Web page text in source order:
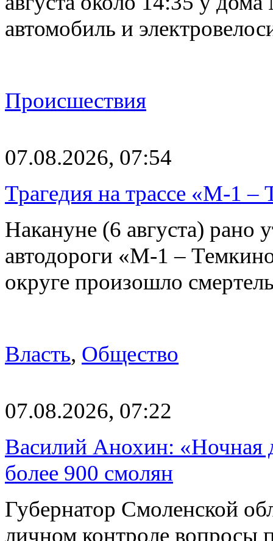
автомобиль и
Происшествия
07.08.2026, 07:54
Трагедия на трассе «М-1 –
Накануне (6 августа) рано
автодороги «М-1 –
округе произошло
Власть, Общество
07.08.2026, 07:22
Василий Анохин: «Ночная
более 900 смолян
Губернатор Смоленской
личном контроле вопросы